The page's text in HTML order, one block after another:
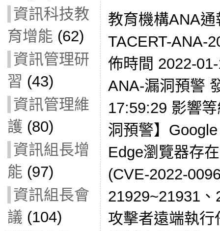
資訊科技教
育增能 (62)
資訊管理研
習 (43)
資訊管理維
護 (80)
資訊組長增
能 (97)
資訊組長會
議 (104)
教育機構ANA
TACERT-ANA-
佈時間 2022-
ANA-漏洞預警
17:59:29 影響
洞預警】
Edge瀏覽器存
(CVE-2022-
21929~21931
攻擊者遠端執